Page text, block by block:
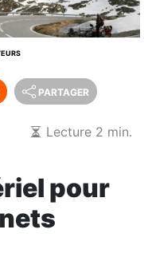
PARTAGER
Lecture 2 min.
pour